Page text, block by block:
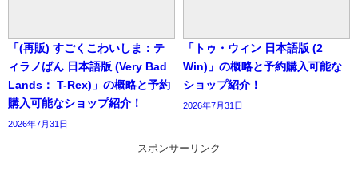
「(再販) すごくこわいしま：テ
ィラノばん 日本語版 (Very Bad
Lands： T-Rex)」の概略と予約
購入可能なショップ紹介！
2026年7月31日
「トゥ・ウィン 日本語版 (2
Win)」の概略と予約購入可能な
ショップ紹介！
2026年7月31日
スポンサーリンク